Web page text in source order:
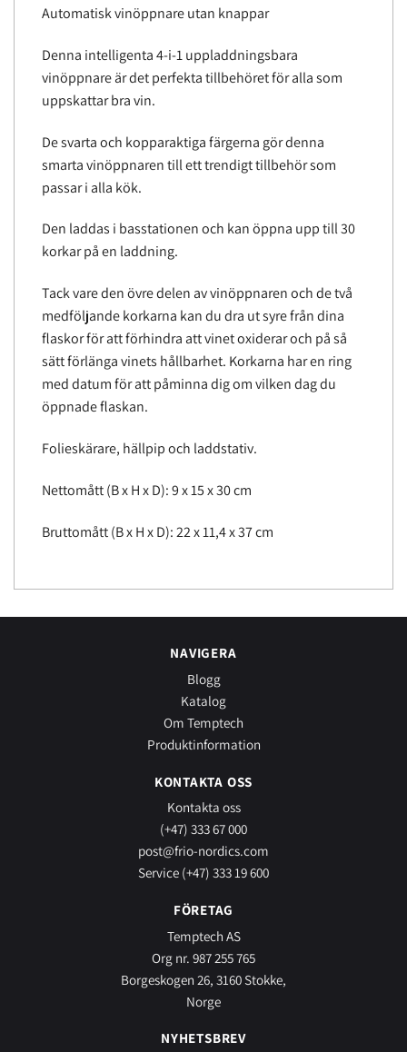
Automatisk vinöppnare utan knappar
Denna intelligenta 4-i-1 uppladdningsbara
vinöppnare är det perfekta tillbehöret för alla som
uppskattar bra vin.
De svarta och kopparaktiga färgerna gör denna
smarta vinöppnaren till ett trendigt tillbehör som
passar i alla kök.
Den laddas i basstationen och kan öppna upp till 30
korkar på en laddning.
Tack vare den övre delen av vinöppnaren och de två
medföljande korkarna kan du dra ut syre från dina
flaskor för att förhindra att vinet oxiderar och på så
sätt förlänga vinets hållbarhet. Korkarna har en ring
med datum för att påminna dig om vilken dag du
öppnade flaskan.
Folieskärare, hällpip och laddstativ.
Nettomått (B x H x D): 9 x 15 x 30 cm
Bruttomått (B x H x D): 22 x 11,4 x 37 cm
NAVIGERA
Blogg
Katalog
Om Temptech
Produktinformation
KONTAKTA OSS
Kontakta oss
(+47) 333 67 000
post@frio-nordics.com
Service (+47) 333 19 600
FÖRETAG
Temptech AS
Org nr. 987 255 765
Borgeskogen 26, 3160 Stokke,
Norge
NYHETSBREV